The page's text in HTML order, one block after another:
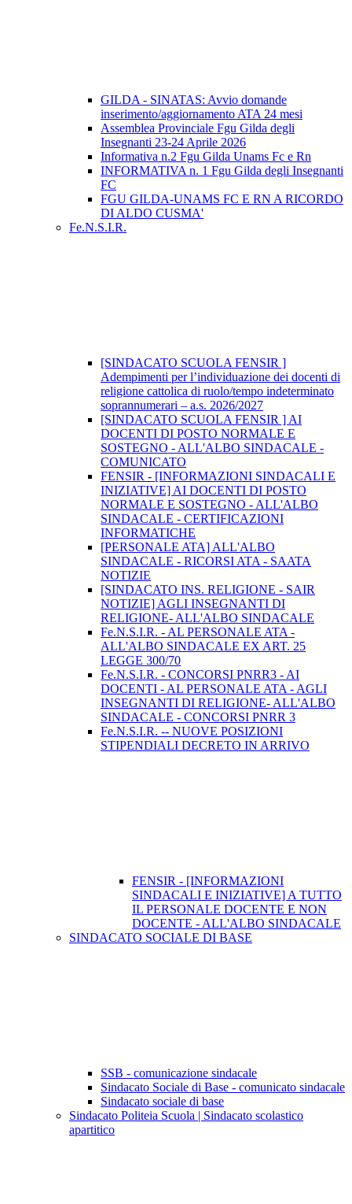
GILDA - SINATAS: Avvio domande
inserimento/aggiornamento ATA 24 mesi
Assemblea Provinciale Fgu Gilda degli
Insegnanti 23-24 Aprile 2026
Informativa n.2 Fgu Gilda Unams Fc e Rn
INFORMATIVA n. 1 Fgu Gilda degli Insegnanti
FC
FGU GILDA-UNAMS FC E RN A RICORDO
DI ALDO CUSMA'
Fe.N.S.I.R.
[SINDACATO SCUOLA FENSIR ]
Adempimenti per l’individuazione dei docenti di
religione cattolica di ruolo/tempo indeterminato
soprannumerari – a.s. 2026/2027
[SINDACATO SCUOLA FENSIR ] AI
DOCENTI DI POSTO NORMALE E
SOSTEGNO - ALL'ALBO SINDACALE -
COMUNICATO
FENSIR - [INFORMAZIONI SINDACALI E
INIZIATIVE] AI DOCENTI DI POSTO
NORMALE E SOSTEGNO - ALL'ALBO
SINDACALE - CERTIFICAZIONI
INFORMATICHE
[PERSONALE ATA] ALL'ALBO
SINDACALE - RICORSI ATA - SAATA
NOTIZIE
[SINDACATO INS. RELIGIONE - SAIR
NOTIZIE] AGLI INSEGNANTI DI
RELIGIONE- ALL'ALBO SINDACALE
Fe.N.S.I.R. - AL PERSONALE ATA -
ALL'ALBO SINDACALE EX ART. 25
LEGGE 300/70
Fe.N.S.I.R. - CONCORSI PNRR3 - AI
DOCENTI - AL PERSONALE ATA - AGLI
INSEGNANTI DI RELIGIONE- ALL'ALBO
SINDACALE - CONCORSI PNRR 3
Fe.N.S.I.R. -- NUOVE POSIZIONI
STIPENDIALI DECRETO IN ARRIVO
FENSIR - [INFORMAZIONI
SINDACALI E INIZIATIVE] A TUTTO
IL PERSONALE DOCENTE E NON
DOCENTE - ALL'ALBO SINDACALE
SINDACATO SOCIALE DI BASE
SSB - comunicazione sindacale
Sindacato Sociale di Base - comunicato sindacale
Sindacato sociale di base
Sindacato Politeia Scuola | Sindacato scolastico
apartitico